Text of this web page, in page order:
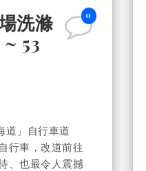
0
洗滌
53
道」自行車道
行車，改道前往
、也最令人震撼